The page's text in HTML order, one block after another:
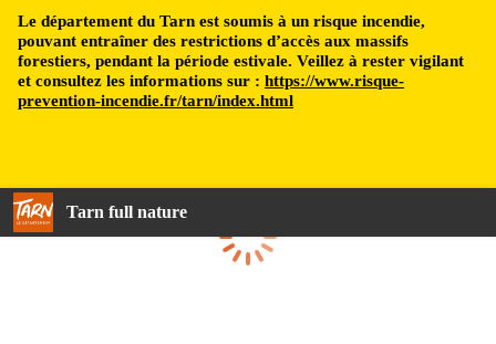
Le département du Tarn est soumis à un risque incendie,
pouvant entraîner des restrictions d’accès aux massifs
forestiers, pendant la période estivale. Veillez à rester vigilant
et consultez les informations sur : https://www.risque-
prevention-incendie.fr/tarn/index.html
Tarn full nature
Loading